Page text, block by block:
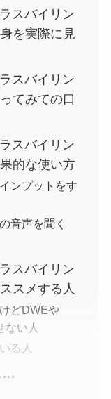
スバイリン
を実際に見
スバイリン
てみての口
スバイリン
的な使い方
ンプットをす
音声を聞く
スバイリン
スメする人
どDWEや
ない人
る人